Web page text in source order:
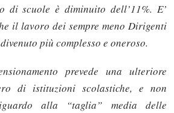
di scuole è diminuito dell’11%. E’
il lavoro dei sempre meno Dirigenti
più complesso e oneroso.
prevede una ulteriore
di istituzioni scolastiche, e non
alla “taglia” media delle